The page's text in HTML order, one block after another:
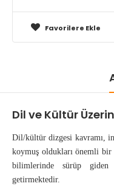
Favorilere Ekle
Dil ve Kültür
Dil/kültür dizgesi kavramı,
koymuş oldukları önemli
bilimlerinde sürüp giden
getirmektedir.